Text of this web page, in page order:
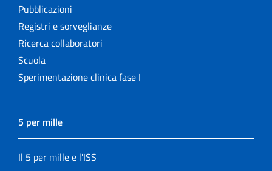
Pubblicazioni
Registri e sorveglianze
Ricerca collaboratori
Scuola
Sperimentazione clinica fase I
5 per mille
Il 5 per mille e l'ISS